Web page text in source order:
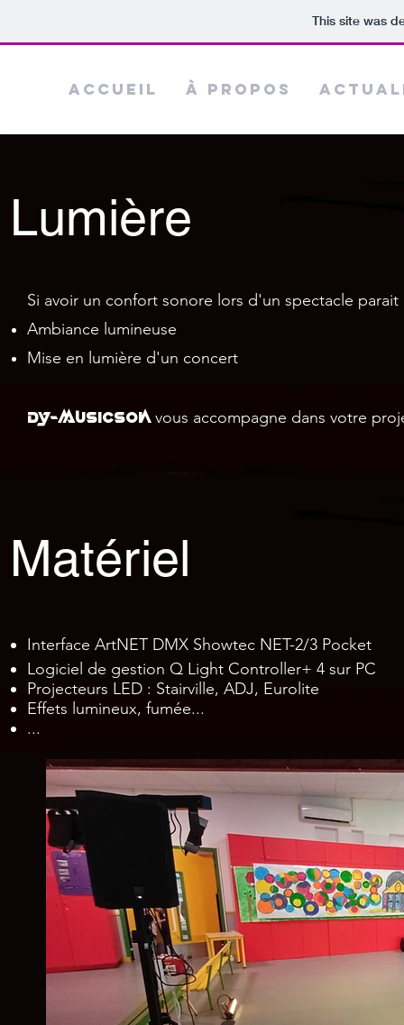
This site was
Accueil À propos
Lumière
Si avoir un confort sonore lors d'un spectacle
Ambiance lumineuse
Mise en lumière d'un concert
DY-musicSonvous accompagne dans votre
Matériel
Interface ArtNET DMX Showtec NET-2/3 Pocket
Logiciel de gestion Q Light Controller+ 4 sur PC
Projecteurs LED : Stairville, ADJ, Eurolite
Effets lumineux, fumée...
...